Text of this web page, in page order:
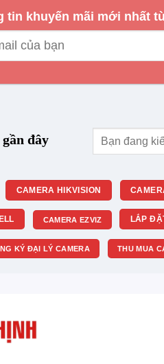
tin khuyến mãi mới nhất
đây
Tìm
CAMERA HIKVISION
CAMERA EZVIZ LẮP
KÝ ĐẠI LÝ CAMERA THU MUA